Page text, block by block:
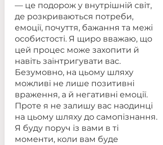
— це подорож у внутрішній світ,
де розкриваються потреби,
емоції, почуття, бажання та межі
особистості. Я щиро вважаю, що
цей процес може захопити й
навіть заінтригувати вас.
Безумовно, на цьому шляху
можливі не лише позитивні
враження, а й негативні емоції.
Проте я не залишу вас наодинці
на цьому шляху до самопізнання.
Я буду поруч із вами в ті
моменти, коли вам буде